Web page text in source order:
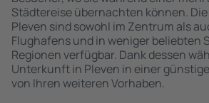
Städtereise übernachten können.
Pleven sind sowohl im Zentrum als
Flughafens und in weniger beliebten
Regionen verfügbar. Dank dessen
Unterkunft in Pleven in einer
von Ihren weiteren Vorhaben.